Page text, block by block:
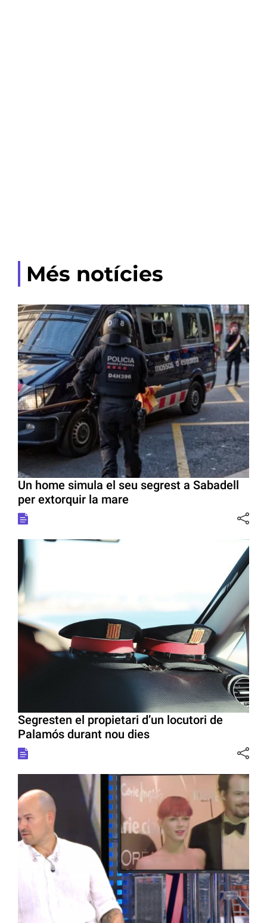
Més notícies
Un home simula el seu segrest a Sabadell
per extorquir la mare
Segresten el propietari d’un locutori de
Palamós durant nou dies